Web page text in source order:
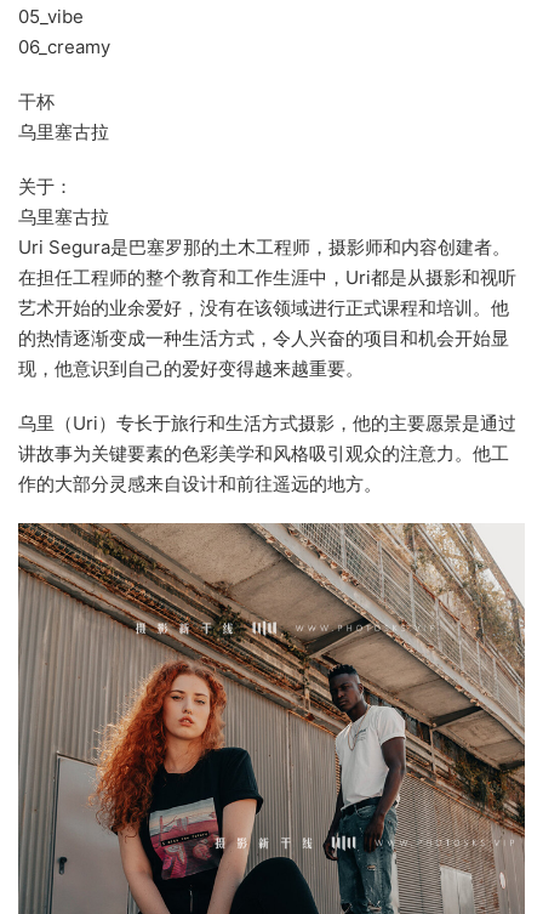
05_vibe
06_creamy
干杯
乌里塞古拉
关于：
乌里塞古拉
Uri Segura是巴塞罗那的土木工程师，摄影师和内容创建者。
在担任工程师的整个教育和工作生涯中，Uri都是从摄影和视听
艺术开始的业余爱好，没有在该领域进行正式课程和培训。他
的热情逐渐变成一种生活方式，令人兴奋的项目和机会开始显
现，他意识到自己的爱好变得越来越重要。
乌里（Uri）专长于旅行和生活方式摄影，他的主要愿景是通过
讲故事为关键要素的色彩美学和风格吸引观众的注意力。他工
作的大部分灵感来自设计和前往遥远的地方。